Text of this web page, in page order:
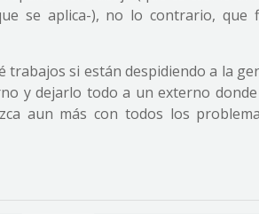
se aplica-), no lo contrario, que
si están despidiendo a la
y dejarlo todo a un externo
aun más con todos los